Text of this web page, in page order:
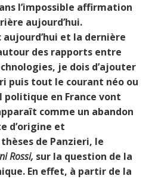
l’impossible affirmation
aujourd’hui.
et la dernière
des rapports entre
je dois d’ajouter
puis tout le courant néo ou
en France vont
comme un abandon
d’origine et
de Panzieri, le
Rossi, sur la question de la
En effet, à partir de la